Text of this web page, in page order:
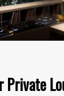
Private